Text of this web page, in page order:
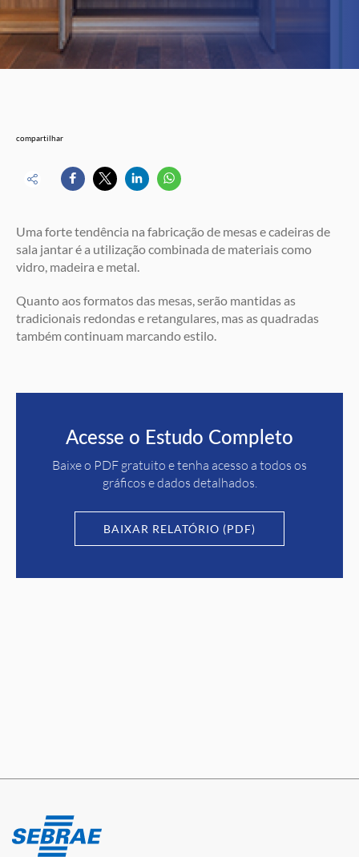
compartilhar
Uma forte tendência na fabricação de mesas e cadeiras de
sala jantar é a utilização combinada de materiais como
vidro, madeira e metal.
Quanto aos formatos das mesas, serão mantidas as
tradicionais redondas e retangulares, mas as quadradas
também continuam marcando estilo.
Acesse o Estudo Completo
Baixe o PDF gratuito e tenha acesso a todos os
gráficos e dados detalhados.
BAIXAR RELATÓRIO (PDF)